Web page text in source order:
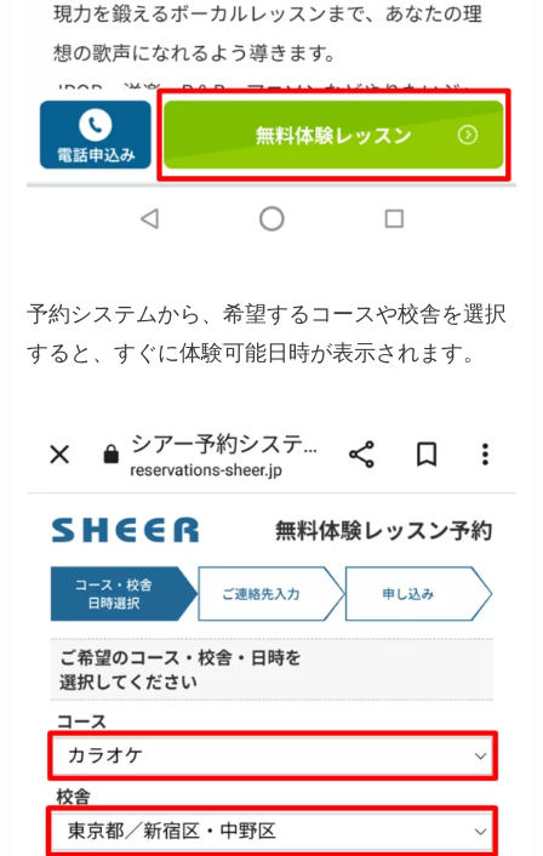
予約システムから、希望するコースや校舎を選択
すると、すぐに体験可能日時が表示されます。